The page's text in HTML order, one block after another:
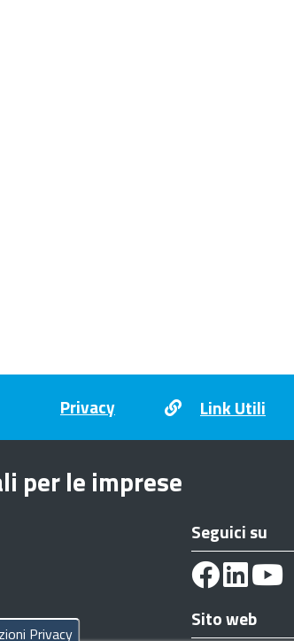
Privacy Link Utili
per le imprese
Seguici su
Sito web
Privacy